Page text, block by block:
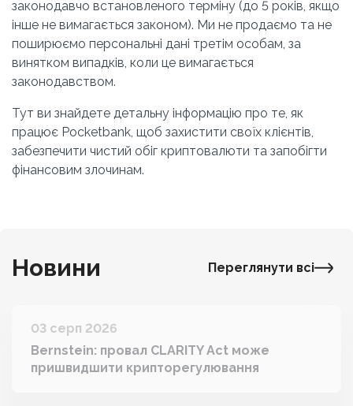
законодавчо встановленого терміну (до 5 років, якщо
інше не вимагається законом). Ми не продаємо та не
поширюємо персональні дані третім особам, за
винятком випадків, коли це вимагається
законодавством.
Тут ви знайдете детальну інформацію про те, як
працює Pocketbank, щоб захистити своїх клієнтів,
забезпечити чистий обіг криптовалюти та запобігти
фінансовим злочинам.
Новини Переглянути всі
03 серп 2026
Bernstein: провал CLARITY Act може
пришвидшити крипторегулювання